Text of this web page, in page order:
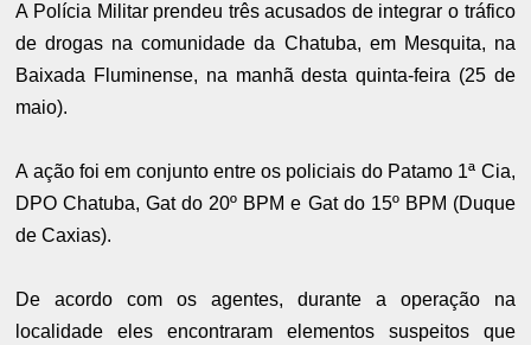
A Polícia Militar prendeu três acusados de integrar o tráfico
de drogas na comunidade da Chatuba, em Mesquita, na
Baixada Fluminense, na manhã desta quinta-feira (25 de
maio).
A ação foi em conjunto entre os policiais do Patamo 1ª Cia,
DPO Chatuba, Gat do 20º BPM e Gat do 15º BPM (Duque
de Caxias).
De acordo com os agentes, durante a operação na
localidade eles encontraram elementos suspeitos que